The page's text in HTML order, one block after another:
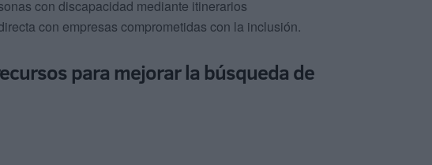
con discapacidad mediante itinerarios
con empresas comprometidas con la inclusión.
para mejorar la búsqueda de